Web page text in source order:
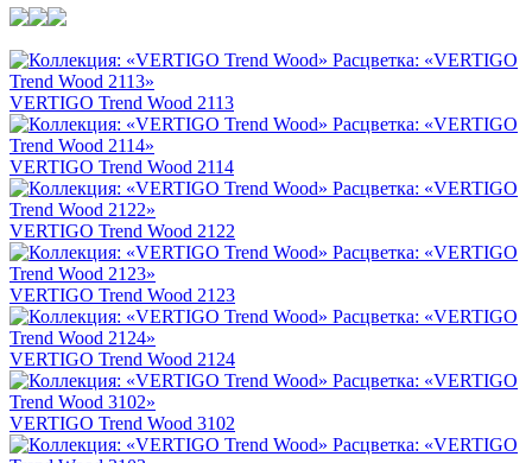
VERTIGO Trend Wood 2113
VERTIGO Trend Wood 2114
VERTIGO Trend Wood 2122
VERTIGO Trend Wood 2123
VERTIGO Trend Wood 2124
VERTIGO Trend Wood 3102